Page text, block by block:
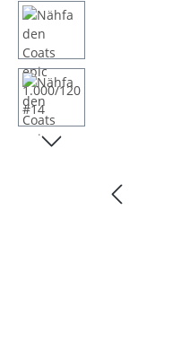
Bildergalerie überspringen